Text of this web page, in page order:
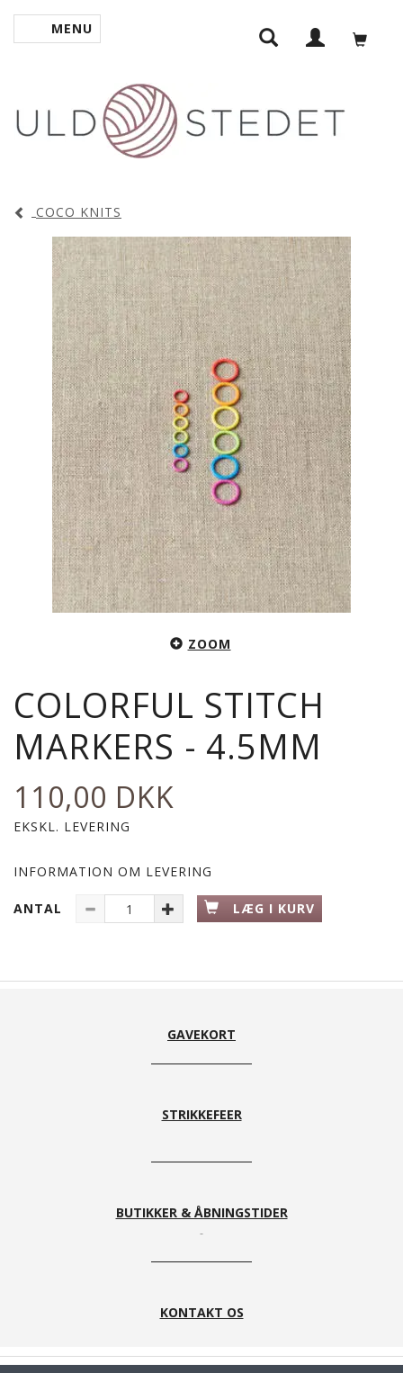
SKIFTE NAVIGATION
MENU
COCO KNITS
ZOOM
COLORFUL STITCH
MARKERS - 4.5MM
110,00 DKK
EKSKL. LEVERING
INFORMATION OM LEVERING
ANTAL LÆG I KURV
GAVEKORT
STRIKKEFEER
BUTIKKER & ÅBNINGSTIDER
KONTAKT OS